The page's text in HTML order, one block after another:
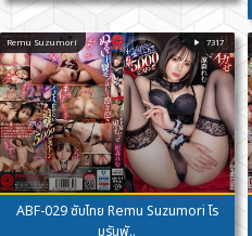
Remu Suzumori 7317
ABF-029 ซับไทย Remu Suzumori โร
มรันพั..